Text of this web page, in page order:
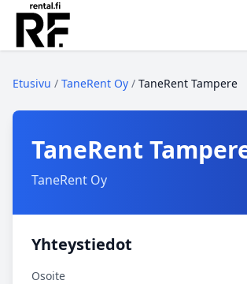
Etusivu / TaneRent Oy / TaneRent Tampere
TaneRent
TaneRent Oy
Yhteystiedot
Osoite